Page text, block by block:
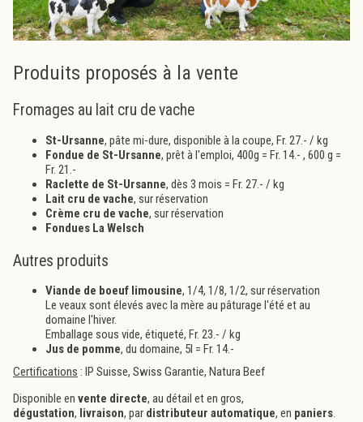
Produits proposés à la vente
Fromages au lait cru de vache
St-Ursanne, pâte mi-dure, disponible à la coupe, Fr. 27.- / kg
Fondue de St-Ursanne, prêt à l'emploi, 400g = Fr. 14.- , 600 g =
Fr. 21.-
Raclette de St-Ursanne, dès 3 mois = Fr. 27.- / kg
Lait cru de vache, sur réservation
Crème cru de vache, sur réservation
Fondues La Welsch
Autres produits
Viande de boeuf limousine, 1/4, 1/8, 1/2, sur réservation
Le veaux sont élevés avec la mère au pâturage l'été et au
domaine l'hiver.
Emballage sous vide, étiqueté, Fr. 23.- / kg
Jus de pomme, du domaine, 5l = Fr. 14.-
Certifications : IP Suisse, Swiss Garantie, Natura Beef
Disponible en vente directe, au détail et en gros,
dégustation, livraison, par distributeur automatique, en paniers.